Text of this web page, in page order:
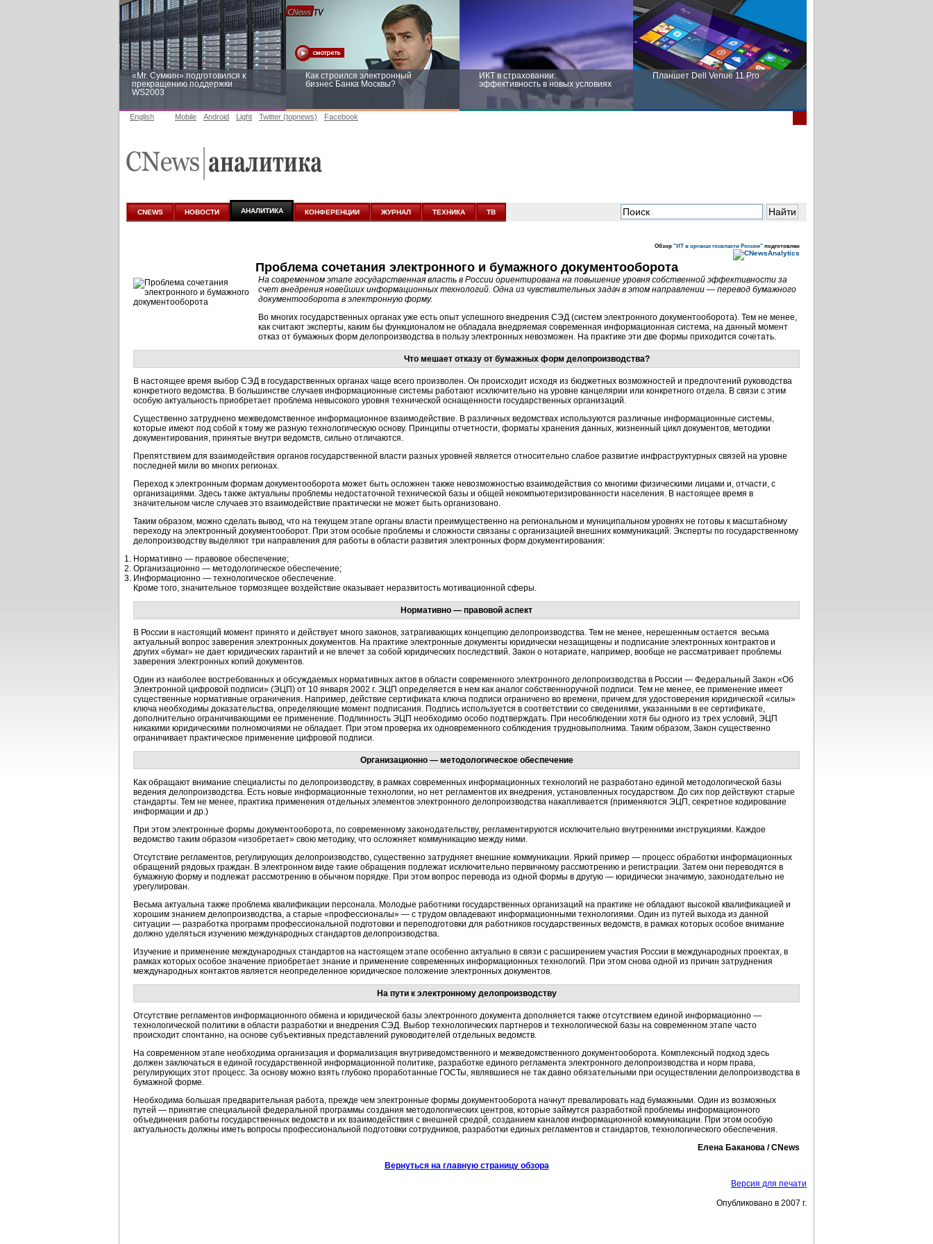
«Mr. Сумкин» подготовился к
прекращению поддержки
WS2003
Как строился электронный
бизнес Банка Москвы?
ИКТ в страховании:
эффективность в новых условиях
Планшет Dell Venue 11 Pro
аналитике
новых условиях
English Mobile Android Light Twitter (topnews) Facebook
CNEWS НОВОСТИ АНАЛИТИКА КОНФЕРЕНЦИИ ЖУРНАЛ ТЕХНИКА ТВ
Обзор "ИТ в органах госвласти России" подготовлен
Проблема сочетания электронного и бумажного документооборота
На современном этапе государственная власть в России ориентирована на повышение уровня собственной эффективности за
счет внедрения новейших информационных технологий. Одна из чувствительных задач в этом направлении — перевод бумажного
документооборота в электронную форму.
Во многих государственных органах уже есть опыт успешного внедрения СЭД (систем электронного документооборота). Тем не менее,
как считают эксперты, каким бы функционалом не обладала внедряемая современная информационная система, на данный момент
отказ от бумажных форм делопроизводства в пользу электронных невозможен. На практике эти две формы приходится сочетать.
Что мешает отказу от бумажных форм делопроизводства?
В настоящее время выбор СЭД в государственных органах чаще всего произволен. Он происходит исходя из бюджетных возможностей и предпочтений руководства
конкретного ведомства. В большинстве случаев информационные системы работают исключительно на уровне канцелярии или конкретного отдела. В связи с этим
особую актуальность приобретает проблема невысокого уровня технической оснащенности государственных организаций.
Существенно затруднено межведомственное информационное взаимодействие. В различных ведомствах используются различные информационные системы,
которые имеют под собой к тому же разную технологическую основу. Принципы отчетности, форматы хранения данных, жизненный цикл документов, методики
документирования, принятые внутри ведомств, сильно отличаются.
Препятствием для взаимодействия органов государственной власти разных уровней является относительно слабое развитие инфраструктурных связей на уровне
последней мили во многих регионах.
Переход к электронным формам документооборота может быть осложнен также невозможностью взаимодействия со многими физическими лицами и, отчасти, с
организациями. Здесь также актуальны проблемы недостаточной технической базы и общей некомпьютеризированности населения. В настоящее время в
значительном числе случаев это взаимодействие практически не может быть организовано.
Таким образом, можно сделать вывод, что на текущем этапе органы власти преимущественно на региональном и муниципальном уровнях не готовы к масштабному
переходу на электронный документооборот. При этом особые проблемы и сложности связаны с организацией внешних коммуникаций. Эксперты по государственному
делопроизводству выделяют три направления для работы в области развития электронных форм документирования:
Нормативно — правовое обеспечение;
Организационно — методологическое обеспечение;
Информационно — технологическое обеспечение.
Кроме того, значительное тормозящее воздействие оказывает неразвитость мотивационной сферы.
Нормативно — правовой аспект
В России в настоящий момент принято и действует много законов, затрагивающих концепцию делопроизводства. Тем не менее, нерешенным остается весьма
актуальный вопрос заверения электронных документов. На практике электронные документы юридически незащищены и подписание электронных контрактов и
других «бумаг» не дает юридических гарантий и не влечет за собой юридических последствий. Закон о нотариате, например, вообще не рассматривает проблемы
заверения электронных копий документов.
Один из наиболее востребованных и обсуждаемых нормативных актов в области современного электронного делопроизводства в России — Федеральный Закон «Об
Электронной цифровой подписи» (ЭЦП) от 10 января 2002 г. ЭЦП определяется в нем как аналог собственноручной подписи. Тем не менее, ее применение имеет
существенные нормативные ограничения. Например, действие сертификата ключа подписи ограничено во времени, причем для удостоверения юридической «силы»
ключа необходимы доказательства, определяющие момент подписания. Подпись используется в соответствии со сведениями, указанными в ее сертификате,
дополнительно ограничивающими ее применение. Подлинность ЭЦП необходимо особо подтверждать. При несоблюдении хотя бы одного из трех условий, ЭЦП
никакими юридическими полномочиями не обладает. При этом проверка их одновременного соблюдения трудновыполнима. Таким образом, Закон существенно
ограничивает практическое применение цифровой подписи.
Организационно — методологическое обеспечение
Как обращают внимание специалисты по делопроизводству, в рамках современных информационных технологий не разработано единой методологической базы
ведения делопроизводства. Есть новые информационные технологии, но нет регламентов их внедрения, установленных государством. До сих пор действуют старые
стандарты. Тем не менее, практика применения отдельных элементов электронного делопроизводства накапливается (применяются ЭЦП, секретное кодирование
информации и др.)
При этом электронные формы документооборота, по современному законодательству, регламентируются исключительно внутренними инструкциями. Каждое
ведомство таким образом «изобретает» свою методику, что осложняет коммуникацию между ними.
Отсутствие регламентов, регулирующих делопроизводство, существенно затрудняет внешние коммуникации. Яркий пример — процесс обработки информационных
обращений рядовых граждан. В электронном виде такие обращения подлежат исключительно первичному рассмотрению и регистрации. Затем они переводятся в
бумажную форму и подлежат рассмотрению в обычном порядке. При этом вопрос перевода из одной формы в другую — юридически значимую, законодательно не
урегулирован.
Весьма актуальна также проблема квалификации персонала. Молодые работники государственных организаций на практике не обладают высокой квалификацией и
хорошим знанием делопроизводства, а старые «профессионалы» — с трудом овладевают информационными технологиями. Один из путей выхода из данной
ситуации — разработка программ профессиональной подготовки и переподготовки для работников государственных ведомств, в рамках которых особое внимание
должно уделяться изучению международных стандартов делопроизводства.
Изучение и применение международных стандартов на настоящем этапе особенно актуально в связи с расширением участия России в международных проектах, в
рамках которых особое значение приобретает знание и применение современных информационных технологий. При этом снова одной из причин затруднения
международных контактов является неопределенное юридическое положение электронных документов.
На пути к электронному делопроизводству
Отсутствие регламентов информационного обмена и юридической базы электронного документа дополняется также отсутствием единой информационно —
технологической политики в области разработки и внедрения СЭД. Выбор технологических партнеров и технологической базы на современном этапе часто
происходит спонтанно, на основе субъективных представлений руководителей отдельных ведомств.
На современном этапе необходима организация и формализация внутриведомственного и межведомственного документооборота. Комплексный подход здесь
должен заключаться в единой государственной информационной политике, разработке единого регламента электронного делопроизводства и норм права,
регулирующих этот процесс. За основу можно взять глубоко проработанные ГОСТы, являвшиеся не так давно обязательными при осуществлении делопроизводства в
бумажной форме.
Необходима большая предварительная работа, прежде чем электронные формы документооборота начнут превалировать над бумажными. Один из возможных
путей — принятие специальной федеральной программы создания методологических центров, которые займутся разработкой проблемы информационного
объединения работы государственных ведомств и их взаимодействия с внешней средой, созданием каналов информационной коммуникации. При этом особую
актуальность должны иметь вопросы профессиональной подготовки сотрудников, разработки единых регламентов и стандартов, технологического обеспечения.
Елена Баканова / CNews
Вернуться на главную страницу обзора
Версия для печати
Опубликовано в 2007 г.